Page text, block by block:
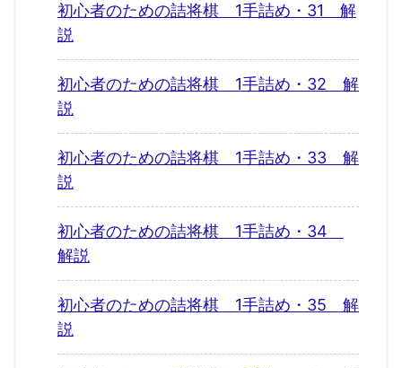
初心者のための詰将棋 1手詰め・31 解
説
初心者のための詰将棋 1手詰め・32 解
説
初心者のための詰将棋 1手詰め・33 解
説
初心者のための詰将棋 1手詰め・34
解説
初心者のための詰将棋 1手詰め・35 解
説